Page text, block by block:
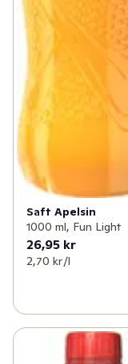
Saft Apelsin
1000 ml, Fun Light
26,95 kr
2,70 kr /l